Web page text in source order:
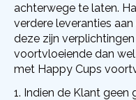
achterwege te laten.
verdere leveranties
deze zijn
voortvloeiende dan
met Happy Cups
Indien de Klant geen